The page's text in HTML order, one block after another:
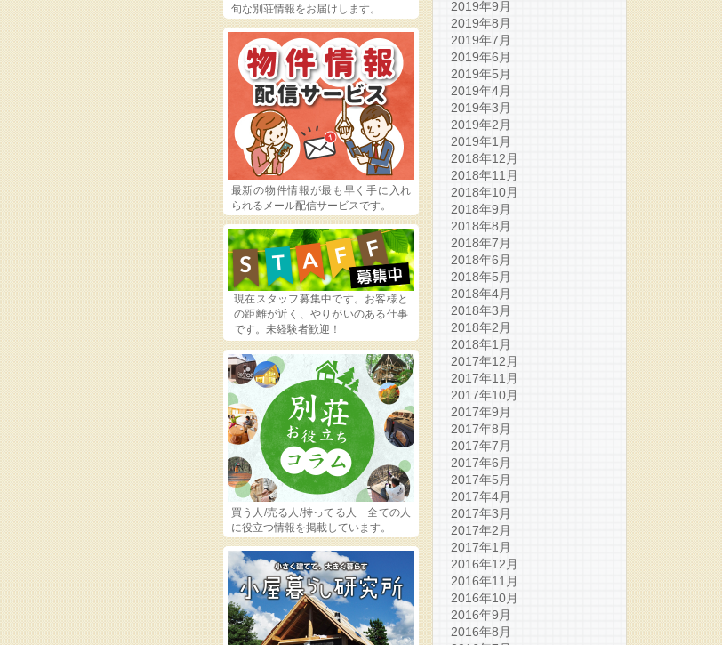
2019年9月
2019年8月
2019年7月
2019年6月
2019年5月
2019年4月
2019年3月
2019年2月
2019年1月
2018年12月
2018年11月
2018年10月
2018年9月
2018年8月
2018年7月
2018年6月
2018年5月
2018年4月
2018年3月
2018年2月
2018年1月
2017年12月
2017年11月
2017年10月
2017年9月
2017年8月
2017年7月
2017年6月
2017年5月
2017年4月
2017年3月
2017年2月
2017年1月
2016年12月
2016年11月
2016年10月
2016年9月
2016年8月
旬な別荘情報をお届けします。
最新の物件情報が最も早く手に入れ
られるメール配信サービスです。
現在スタッフ募集中です。お客様と
の距離が近く、やりがいのある仕事
です。未経験者歓迎！
買う人/売る人/持ってる人 全ての人
に役立つ情報を掲載しています。